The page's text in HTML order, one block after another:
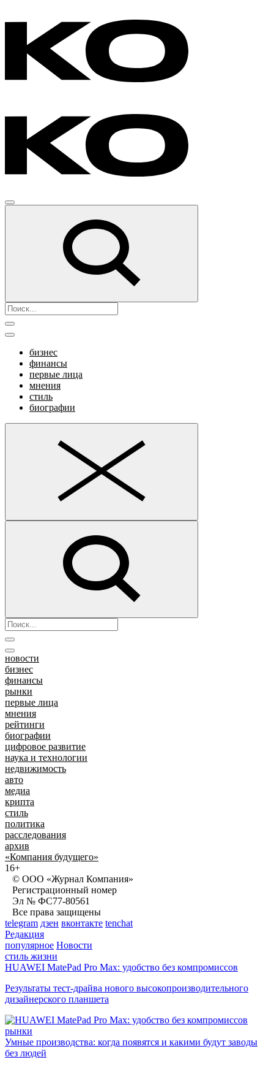
бизнес
финансы
первые лица
мнения
стиль
биографии
новости
бизнес
финансы
рынки
первые лица
мнения
рейтинги
биографии
цифровое развитие
наука и технологии
недвижимость
авто
медиа
крипта
стиль
политика
расследования
архив
«Компания будущего»
16+
© ООО «Журнал Компания»
Регистрационный номер
Эл № ФС77-80561
Все права защищены
telegram дзен вконтакте tenchat
Редакция
популярное Новости
стиль жизни
HUAWEI MatePad Pro Max: удобство без компромиссов
Результаты тест-драйва нового высокопроизводительного
дизайнерского планшета
рынки
Умные производства: когда появятся и какими будут заводы
без людей